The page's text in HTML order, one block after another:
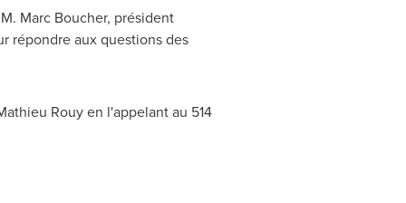
M. Marc Boucher, président
répondre aux questions des
Rouy en l'appelant au 514